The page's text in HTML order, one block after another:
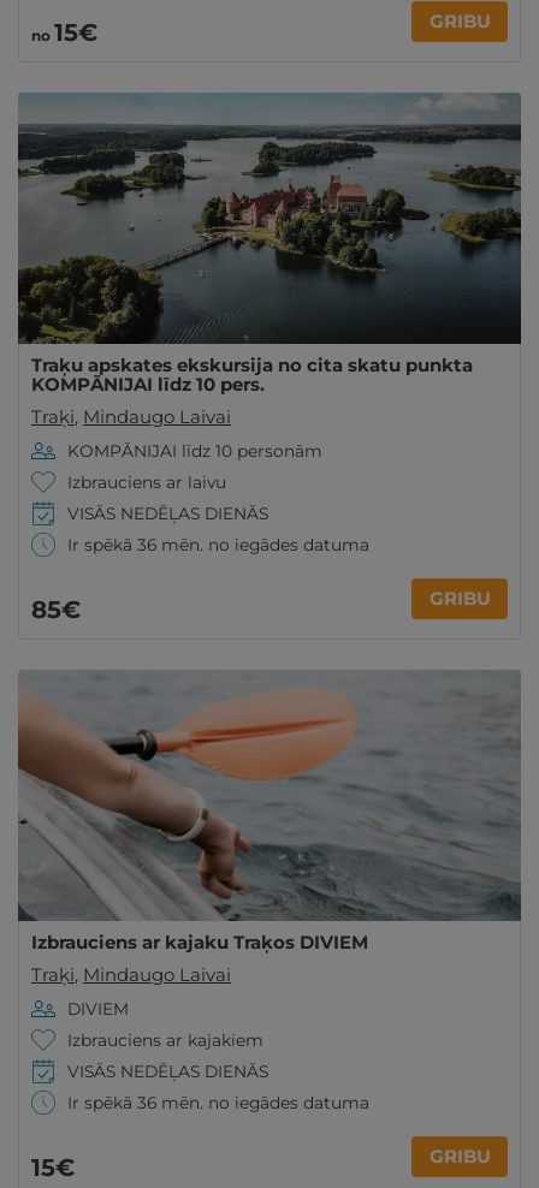
no 15€ GRIBU
Traķu apskates ekskursija no cita skatu punkta
KOMPĀNIJAI līdz 10 pers.
Traķi, Mindaugo Laivai
KOMPĀNIJAI līdz 10 personām
Izbrauciens ar laivu
VISĀS NEDĒĻAS DIENĀS
Ir spēkā 36 mēn. no iegādes datuma
85€ GRIBU
Izbrauciens ar kajaku Traķos DIVIEM
Traķi, Mindaugo Laivai
DIVIEM
Izbrauciens ar kajakiem
VISĀS NEDĒĻAS DIENĀS
Ir spēkā 36 mēn. no iegādes datuma
15€ GRIBU